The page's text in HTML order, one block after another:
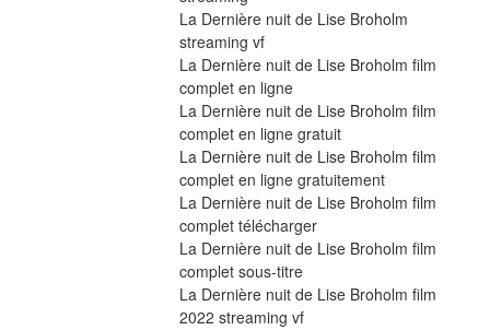
La Dernière nuit de Lise Broholm
streaming vf
La Dernière nuit de Lise Broholm film
complet en ligne
La Dernière nuit de Lise Broholm film
complet en ligne gratuit
La Dernière nuit de Lise Broholm film
complet en ligne gratuitement
La Dernière nuit de Lise Broholm film
complet télécharger
La Dernière nuit de Lise Broholm film
complet sous-titre
La Dernière nuit de Lise Broholm film
2022 streaming vf